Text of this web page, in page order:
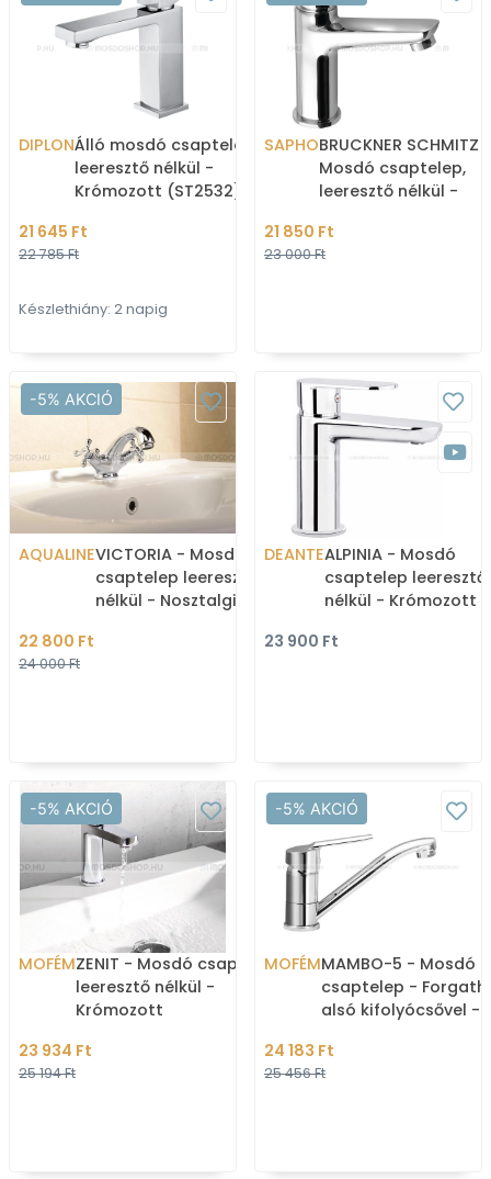
DIPLONÁlló mosdó csaptelep
leeresztő nélkül -
Krómozott (ST2532)
21 645 Ft
22 785 Ft
Készlethiány: 2 napig
SAPHOBRUCKNER SCHMITZ -
Mosdó csaptelep,
leeresztő nélkül -
21 850 Ft
23 000 Ft
-5% AKCIÓ
AQUALINEVICTORIA - Mosdó
csaptelep leeresztő
nélkül - Nosztalgia -
22 800 Ft
24 000 Ft
DEANTEALPINIA - Mosdó
csaptelep leeresztő
nélkül - Krómozott
23 900 Ft
-5% AKCIÓ
MOFÉMZENIT - Mosdó csaptelep
leeresztő nélkül -
Krómozott
23 934 Ft
25 194 Ft
-5% AKCIÓ
MOFÉMMAMBO-5 - Mosdó
csaptelep -
alsó kifolyócsővel -
24 183 Ft
25 456 Ft